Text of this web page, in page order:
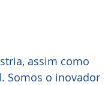
assim como
Somos o inovador